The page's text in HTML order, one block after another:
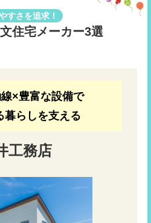
すさを追求！
住宅メーカー3選
×豊富な設備で
暮らしを支える
工務店